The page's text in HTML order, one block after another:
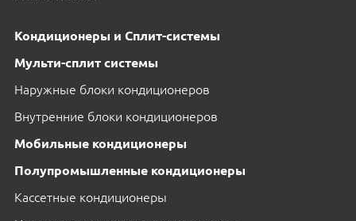
Кондиционеры и Сплит-системы
Мульти-сплит системы
Наружные блоки кондиционеров
Внутренние блоки кондиционеров
Мобильные кондиционеры
Полупромышленные кондиционеры
Кассетные кондиционеры